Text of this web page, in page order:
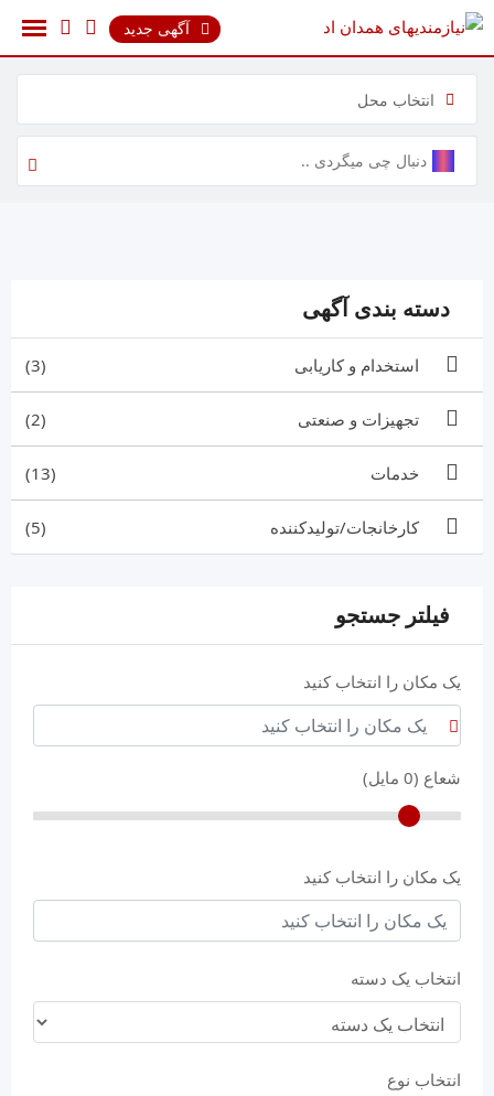
پرش
محتوا
آگهی جدید
انتخاب محل
دسته بندی آگهی
استخدام و کاریابی (3)
تجهیزات و صنعتی (2)
خدمات (13)
کارخانجات/تولیدکننده (5)
فیلتر جستجو
یک مکان را انتخاب کنید
شعاع (0 مایل)
یک مکان را انتخاب کنید
انتخاب یک دسته
انتخاب نوع